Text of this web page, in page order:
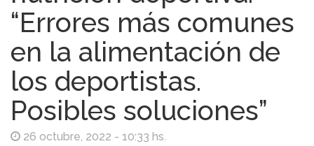
“Errores más comunes
en la alimentación de
los deportistas.
Posibles soluciones”
26 octubre, 2022 - 10:33 hs.